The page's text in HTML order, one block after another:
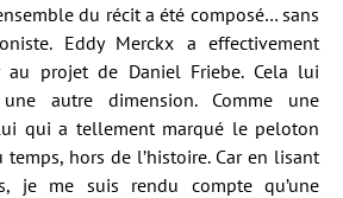
du récit a été composé… sans
Eddy Merckx a effectivement
au projet de Daniel Friebe. Cela lui
autre dimension. Comme une
qui a tellement marqué le peloton
hors de l’histoire. Car en lisant
je me suis rendu compte qu’une